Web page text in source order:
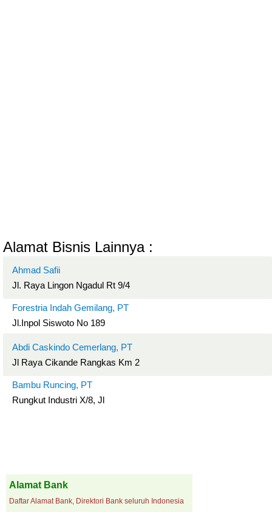
Alamat Bisnis Lainnya :
Ahmad Safii
Jl. Raya Lingon Ngadul Rt 9/4
Forestria Indah Gemilang, PT
Jl.Inpol Siswoto No 189
Abdi Caskindo Cemerlang, PT
Jl Raya Cikande Rangkas Km 2
Bambu Runcing, PT
Rungkut Industri X/8, Jl
Alamat Bank
Daftar Alamat Bank, Direktori Bank seluruh Indonesia